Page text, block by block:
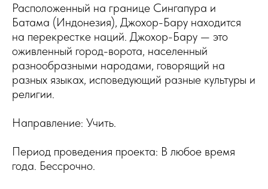
Расположенный на границе Сингапура и
Батама (Индонезия), Джохор-Бару находится
на перекрестке наций. Джохор-Бару — это
оживленный город-ворота, населенный
разнообразными народами, говорящий на
разных языках, исповедующий разные культуры и
религии.
Направление: Учить.
Период проведения проекта: В любое время
года. Бессрочно.